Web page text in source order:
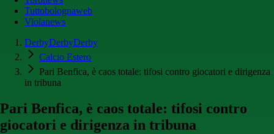
Tuttobolognaweb
Violanews
DerbyDerbyDerby
Calcio Estero
Pari Benfica, è caos totale: tifosi contro giocatori e dirigenza
in tribuna
Pari Benfica, è caos totale: tifosi contro
giocatori e dirigenza in tribuna